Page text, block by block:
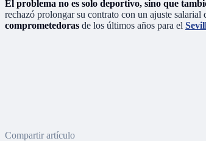
El problema no es solo deportivo, sino que
rechazó prolongar su contrato con un ajuste
comprometedoras de los últimos años para el
Compartir artículo